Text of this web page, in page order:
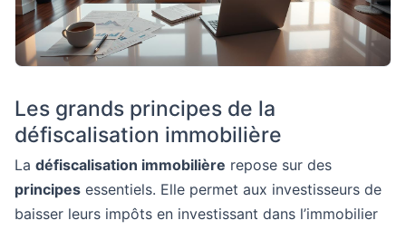
Les grands principes de la
défiscalisation immobilière
La défiscalisation immobilière repose sur des
principes essentiels. Elle permet aux investisseurs de
baisser leurs impôts en investissant dans l’immobilier